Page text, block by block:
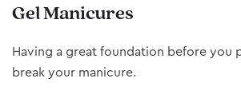
Gel Manicures
Having a great foundation before you
break your manicure.